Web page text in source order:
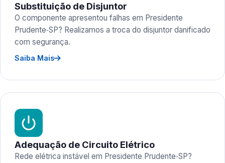
Substituição de Disjuntor
O componente apresentou falhas em Presidente
Prudente‑SP? Realizamos a troca do disjuntor danificado
com segurança.
Saiba Mais
Adequação de Circuito Elétrico
Rede elétrica instável em Presidente Prudente‑SP?